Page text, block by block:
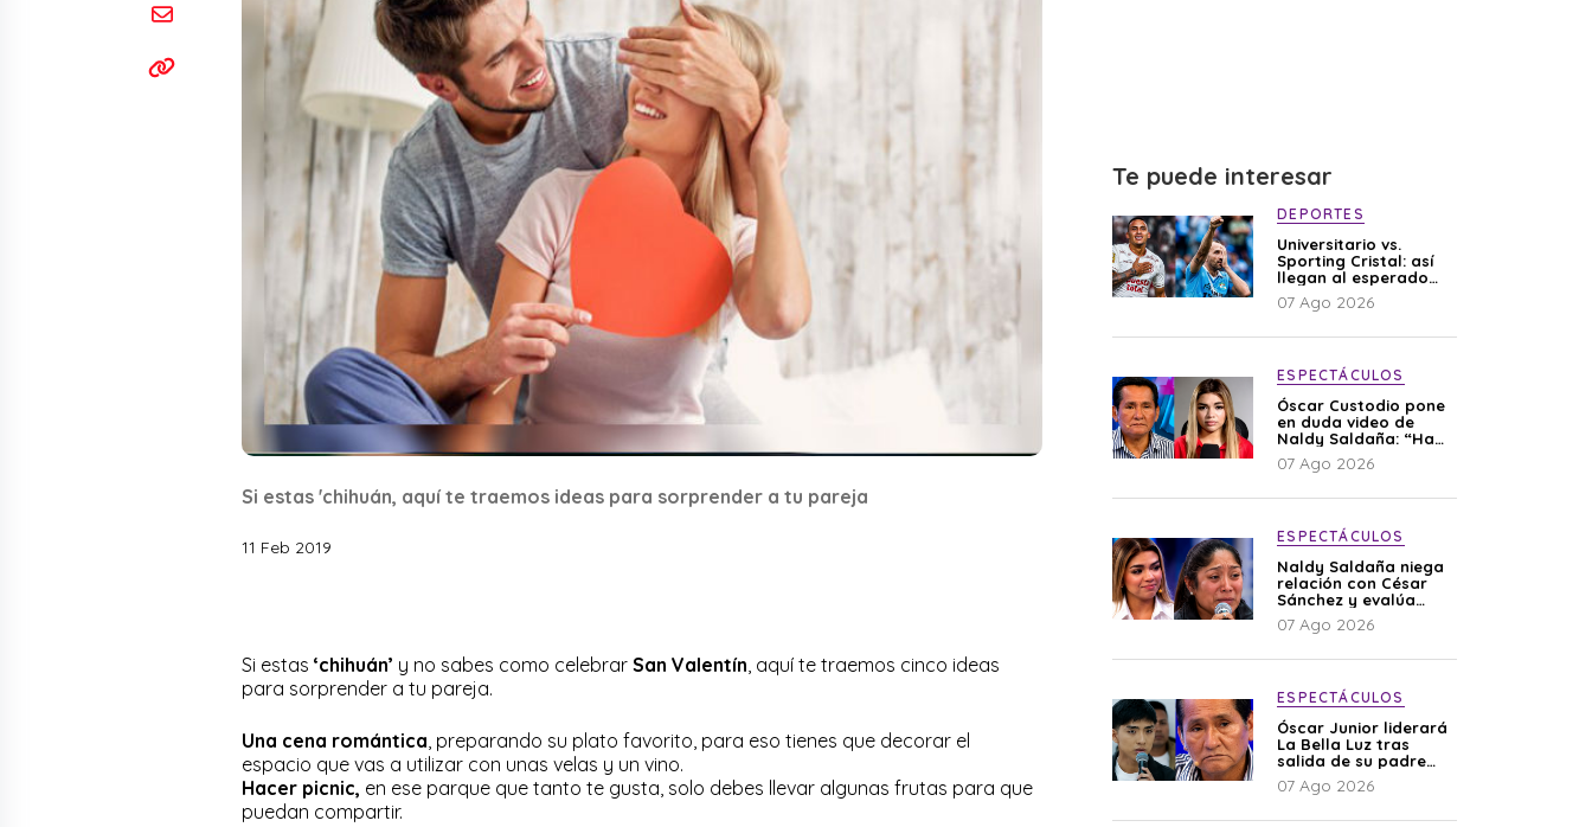
Si estas 'chihuán, aquí te traemos ideas para sorprender a tu pareja
11 Feb 2019
Si estas ‘chihuán’ y no sabes como celebrar San Valentín , aquí te traemos cinco ideas
para sorprender a tu pareja.
Una cena romántica , preparando su plato favorito, para eso tienes que decorar el
espacio que vas a utilizar con unas velas y un vino.
Hacer picnic, en ese parque que tanto te gusta, solo debes llevar algunas frutas para que
puedan compartir.
Te puede interesar
DEPORTES
Universitario vs.
Sporting Cristal: así
llegan al esperado
duelo
07 Ago 2026
ESPECTÁCULOS
Óscar Custodio pone
en duda video de
Naldy Saldaña: “Hay
cosas que de repente
se han editado”
07 Ago 2026
ESPECTÁCULOS
Naldy Saldaña niega
relación con César
Sánchez y evalúa
denunciar a su
esposa: “Es una
07 Ago 2026
ESPECTÁCULOS
Óscar Junior liderará
La Bella Luz tras
salida de su padre
por polémica con
Naldy Saldaña
07 Ago 2026